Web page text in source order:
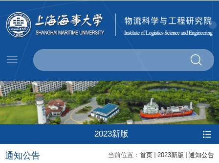
2023新版
当前位置： 首页 2023新版 通知公告
通知公告